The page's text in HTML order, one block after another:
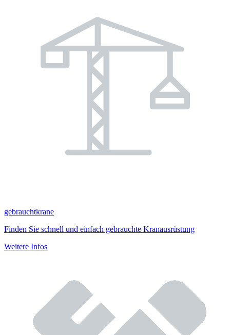
gebrauchtkrane
Finden Sie schnell und einfach gebrauchte Kranausrüstung
Weitere Infos